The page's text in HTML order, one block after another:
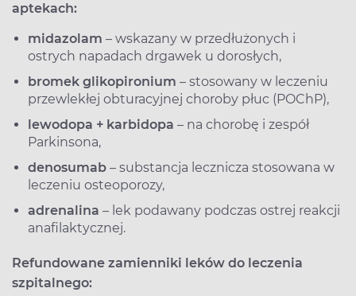
aptekach:
midazolam – wskazany w przedłużonych i
ostrych napadach drgawek u dorosłych,
bromek glikopironium – stosowany w leczeniu
przewlekłej obturacyjnej choroby płuc (POChP),
lewodopa + karbidopa – na chorobę i zespół
Parkinsona,
denosumab – substancja lecznicza stosowana w
leczeniu osteoporozy,
adrenalina – lek podawany podczas ostrej reakcji
anafilaktycznej.
Refundowane zamienniki leków do leczenia
szpitalnego: